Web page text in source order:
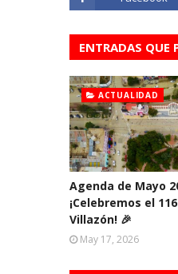
ENTRADAS QUE
ACTUALIDAD
Agenda de Mayo
¡Celebremos el
Villazón! 🎉
May 17, 2026